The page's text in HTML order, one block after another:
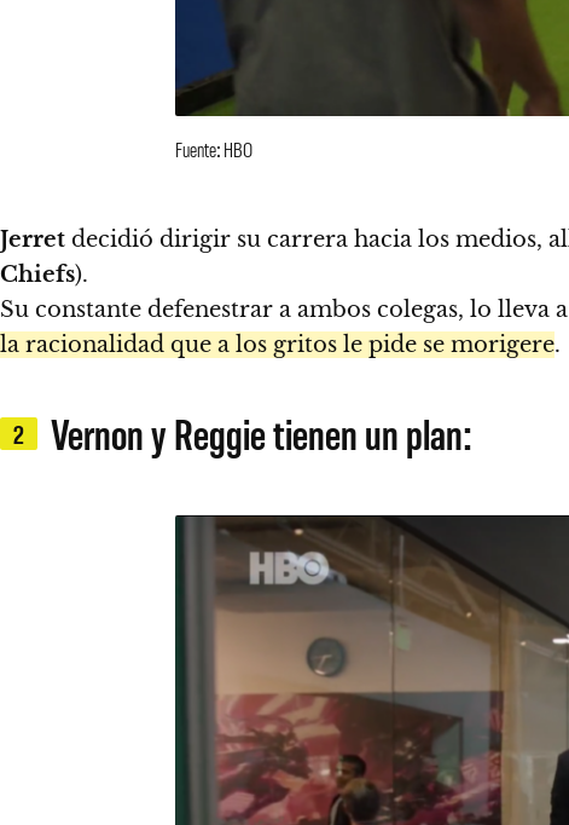
Fuente: HBO
Jerret decidió dirigir su carrera hacia los medios,
Chiefs).
Su constante defenestrar a ambos colegas, lo
la racionalidad que a los gritos le pide se morigere.
2 Vernon y Reggie tienen un plan: